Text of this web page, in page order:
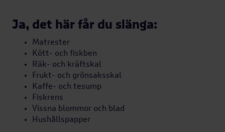
Bredband & tv
Hyra ut i andra hand
Kundundersökning
Ja, det här får du slänga:
Matrester
Kött- och fiskben
Räk- och kräftskal
Frukt- och grönsaksskal
Kaffe- och tesump
Fiskrens
Vissna blommor och blad
Hushållspapper